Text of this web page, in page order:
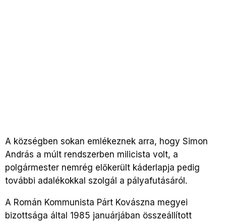
A községben sokan emlékeznek arra, hogy Simon
András a múlt rendszerben milicista volt, a
polgármester nemrég előkerült káderlapja pedig
további adalékokkal szolgál a pályafutásáról.
A Román Kommunista Párt Kovászna megyei
bizottsága által 1985 januárjában összeállított